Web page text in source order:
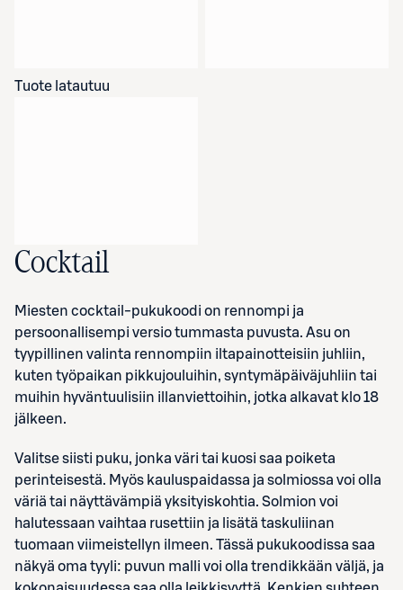
Tuote latautuu
Cocktail
Miesten cocktail-pukukoodi on rennompi ja
persoonallisempi versio tummasta puvusta. Asu on
tyypillinen valinta rennompiin iltapainotteisiin juhliin,
kuten työpaikan pikkujouluihin, syntymäpäiväjuhliin tai
muihin hyväntuulisiin illanviettoihin, jotka alkavat klo 18
jälkeen.
Valitse siisti puku, jonka väri tai kuosi saa poiketa
perinteisestä. Myös kauluspaidassa ja solmiossa voi olla
väriä tai näyttävämpiä yksityiskohtia. Solmion voi
halutessaan vaihtaa rusettiin ja lisätä taskuliinan
tuomaan viimeistellyn ilmeen. Tässä pukukoodissa saa
näkyä oma tyyli: puvun malli voi olla trendikkään väljä, ja